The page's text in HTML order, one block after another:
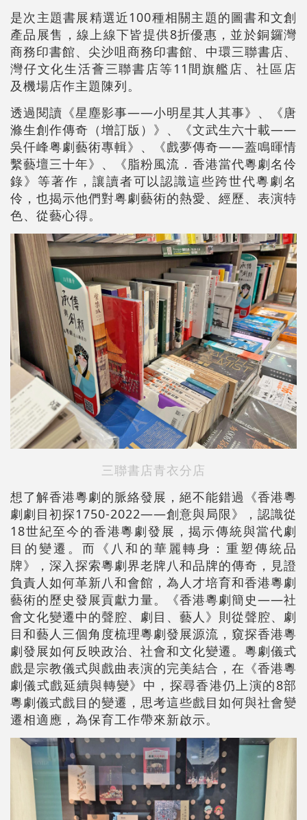
是次主題書展精選近100種相關主題的圖書和文創
產品展售，線上線下皆提供8折優惠，並於銅鑼灣
商務印書館、尖沙咀商務印書館、中環三聯書店、
灣仔文化生活薈三聯書店等11間旗艦店、社區店
及機場店作主題陳列。
透過閱讀《星塵影事——小明星其人其事》、《唐
滌生創作傳奇（增訂版）》、《文武生六十載——
吳仟峰粤劇藝術專輯》、《戲夢傳奇——蓋鳴暉情
繫藝壇三十年》、《脂粉風流．香港當代粵劇名伶
錄》等著作，讓讀者可以認識這些跨世代粵劇名
伶，也揭示他們對粤劇藝術的熱愛、經歷、表演特
色、從藝心得。
三聯書店青衣分店
想了解香港粵劇的脈絡發展，絕不能錯過《香港粵
劇劇目初探1750-2022——創意與局限》，認識從
18世紀至今的香港粵劇發展，揭示傳統與當代劇
目的變遷。而《八和的華麗轉身：重塑傳統品
牌》，深入探索粵劇界老牌八和品牌的傳奇，見證
負責人如何革新八和會館，為人才培育和香港粵劇
藝術的歷史發展貢獻力量。《香港粵劇簡史——社
會文化變遷中的聲腔、劇目、藝人》則從聲腔、劇
目和藝人三個角度梳理粵劇發展源流，窺探香港粵
劇發展如何反映政治、社會和文化變遷。粵劇儀式
戲是宗教儀式與戲曲表演的完美結合，在《香港粵
劇儀式戲延續與轉變》中，探尋香港仍上演的8部
粵劇儀式戲目的變遷，思考這些戲目如何與社會變
遷相適應，為保育工作帶來新啟示。